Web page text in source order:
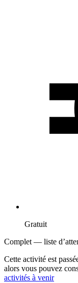
Gratuit
Complet — liste
Cette activité est
alors vous pouvez
activités à venir